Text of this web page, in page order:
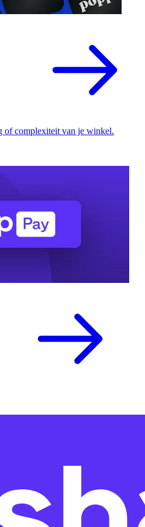
of complexiteit van je winkel.